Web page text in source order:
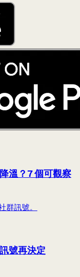
溫？7 個可觀察
訊號。
號再決定